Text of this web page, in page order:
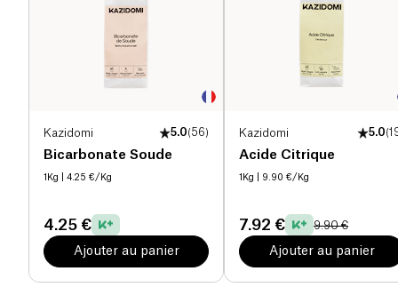
Kazidomi 5.0(56)
Bicarbonate Soude
1Kg | 4.25 €/Kg
4.25 €
Ajouter au panier
Kazidomi 5.0(
Acide Citrique
1Kg | 9.90 €/Kg
7.92 € 9.90 €
Ajouter au panier